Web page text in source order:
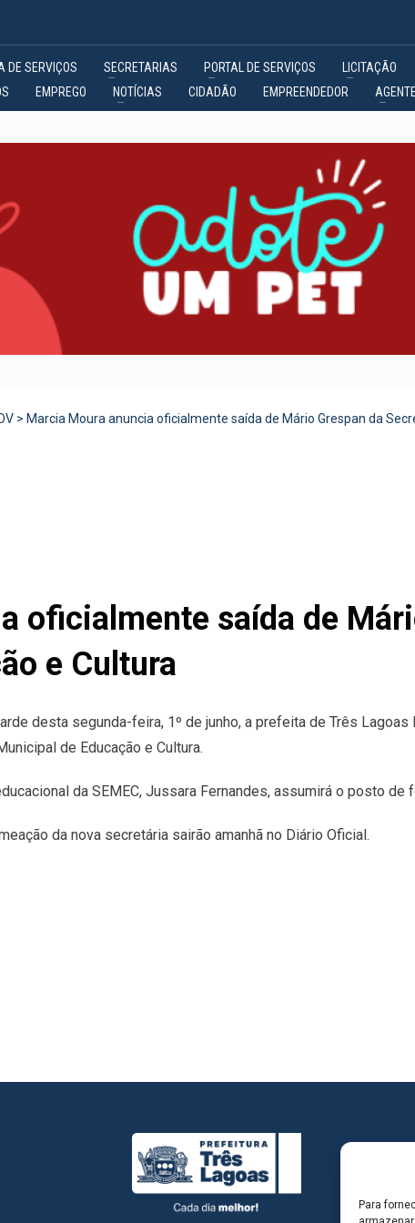
Para
DE SERVIÇOS SECRETARIAS PORTAL DE SERVIÇOS LICITAÇÃO
EMPREGO NOTÍCIAS CIDADÃO EMPREENDEDOR
> Marcia Moura anuncia oficialmente saída de Mário Grespan da
oficialmente saída de
e Cultura
desta segunda-feira, 1º de junho, a prefeita de Três
de Educação e Cultura.
da SEMEC, Jussara Fernandes, assumirá o posto de
da nova secretária sairão amanhã no Diário Oficial.